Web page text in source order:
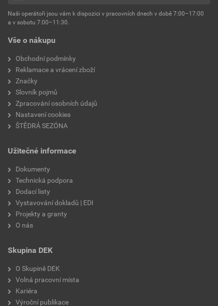
Vše o nákupu
Obchodní podmínky
Reklamace a vrácení zboží
Značky
Slovník pojmů
Zpracování osobních údajů
Nastavení cookies
ŠTĚDRÁ SEZÓNA
Užitečné informace
Dokumenty
Technická podpora
Dodací listy
Vystavování dokladů | EDI
Projekty a granty
O nás
Skupina DEK
O Skupině DEK
Volná pracovní místa
Kariéra
Výroční publikace
Naši operátoři jsou vám k dispozici v pracovních dnech v době 7:00–17:00
a v sobotu 7:00–11:30.